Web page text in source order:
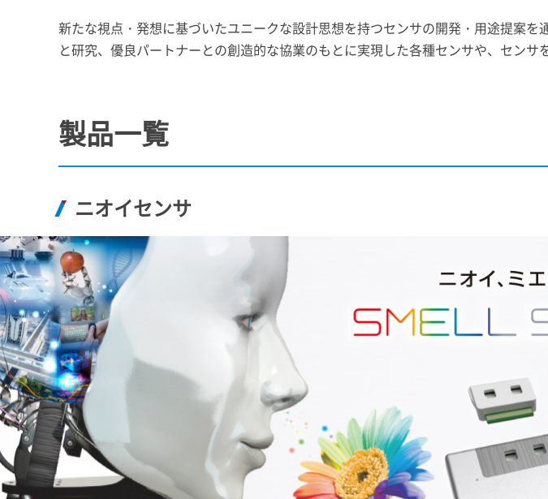
新たな視点・発想に基づいたユニークな設計思想を持つセンサの開発・用途提案
と研究、優良パートナーとの創造的な協業のもとに実現した各種センサや、セン
製品一覧
ニオイセンサ